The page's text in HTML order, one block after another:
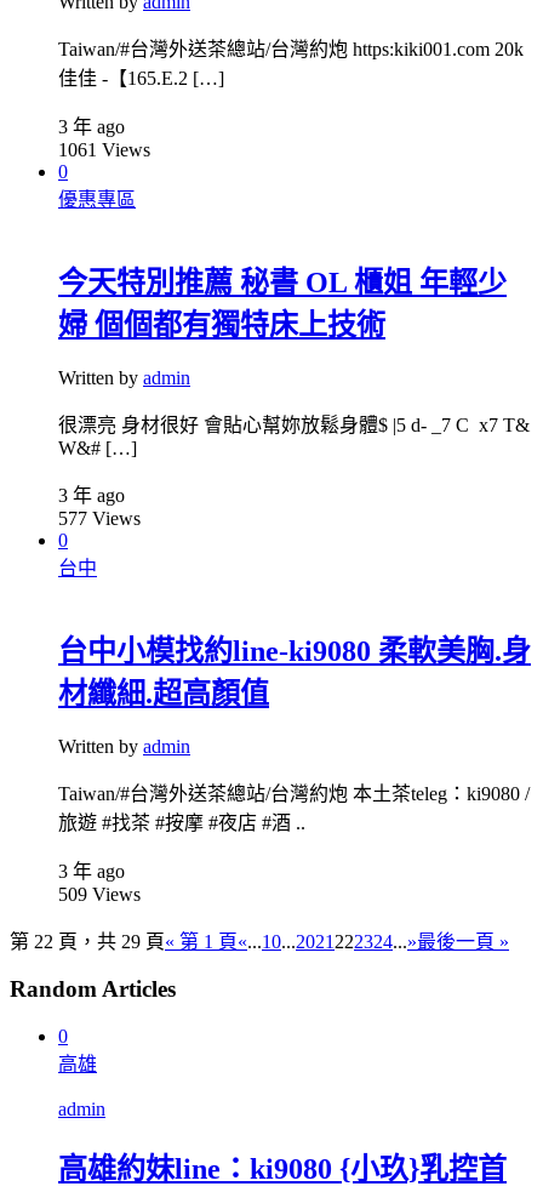
Taiwan/#台灣外送茶總站/台灣約炮 https:kiki001.com 20k
佳佳 -【165.E.2 […]
3 年 ago
1061 Views
0
優惠專區
今天特別推薦 秘書 OL 櫃姐 年輕少
婦 個個都有獨特床上技術
Written by admin
很漂亮 身材很好 會貼心幫妳放鬆身體$ |5 d- _7 C x7 T&
W&# […]
3 年 ago
577 Views
0
台中
台中小模找約line-ki9080 柔軟美胸.身
材纖細.超高顏值
Written by admin
Taiwan/#台灣外送茶總站/台灣約炮 本土茶teleg：ki9080 /
旅遊 #找茶 #按摩 #夜店 #酒 ..
3 年 ago
509 Views
第 22 頁，共 29 頁« 第 1 頁«...10...2021 222324...»最後一頁 »
Random Articles
0
高雄
admin
高雄約妹line：ki9080 {小玖}乳控首